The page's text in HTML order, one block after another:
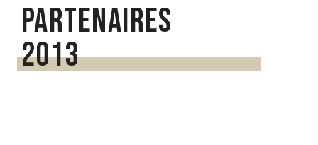
Partenaires
2013